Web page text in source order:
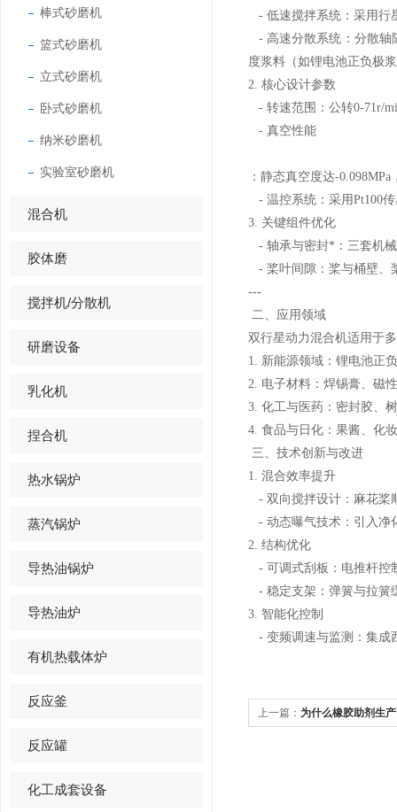
棒式砂磨机
篮式砂磨机
立式砂磨机
卧式砂磨机
纳米砂磨机
实验室砂磨机
混合机
胶体磨
搅拌机/分散机
研磨设备
乳化机
捏合机
热水锅炉
蒸汽锅炉
导热油锅炉
导热油炉
有机热载体炉
反应釜
反应罐
化工成套设备
- 低速搅拌系统：采用行
- 高速分散系统：分散轴
度浆料（如锂电池正负极
2. 核心设计参数
- 转速范围：公转0-71r/
- 真空性能
：静态真空度达-
- 温控系统：采用Pt100
3. 关键组件优化
- 轴承与密封*：三套机
- 桨叶间隙：桨与桶壁、
---
二、应用领域
双行星动力混合机适用于
1. 新能源领域：锂电池正
2. 电子材料：焊锡膏、磁
3. 化工与医药：密封胶、
4. 食品与日化：果酱、化
三、技术创新与改进
1. 混合效率提升
- 双向搅拌设计：麻花桨
- 动态曝气技术：引入净
2. 结构优化
- 可调式刮板：电推杆控
- 稳定支架：弹簧与拉簧
3. 智能化控制
- 变频调速与监测：集成
上一篇： 为什么橡胶助剂生